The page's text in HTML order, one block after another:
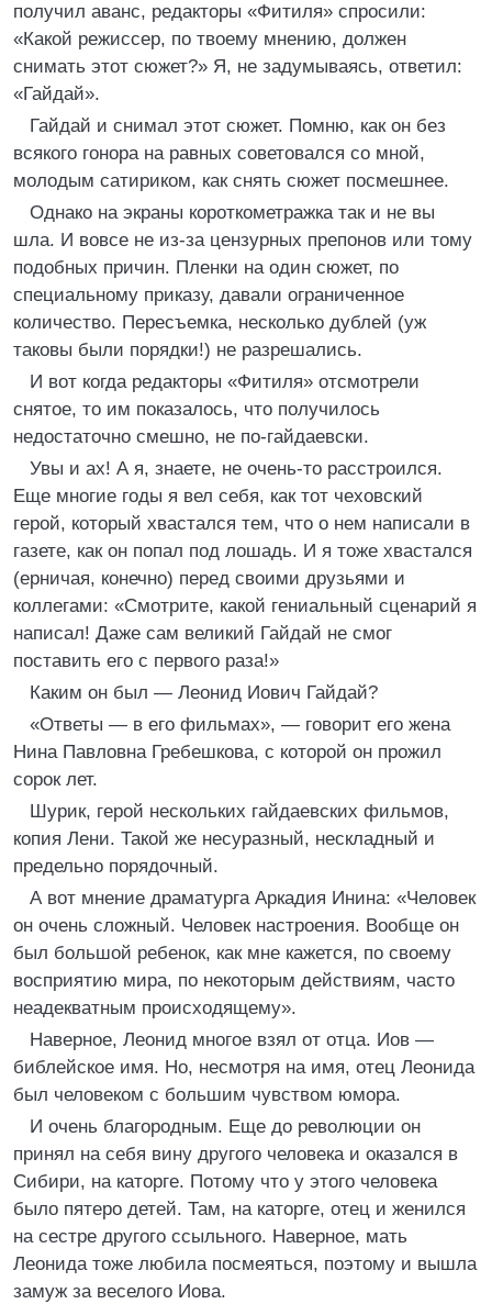
получил аванс, редакторы «Фитиля» спросили:
«Какой режиссер, по твоему мнению, должен
снимать этот сюжет?» Я, не задумываясь, ответил:
«Гайдай».
Гайдай и снимал этот сюжет. Помню, как он без
всякого гонора на равных советовался со мной,
молодым сатириком, как снять сюжет посмешнее.
Однако на экраны короткометражка так и не вы
шла. И вовсе не из-за цензурных препонов или тому
подобных причин. Пленки на один сюжет, по
специальному приказу, давали ограниченное
количество. Пересъемка, несколько дублей (уж
таковы были порядки!) не разрешались.
И вот когда редакторы «Фитиля» отсмотрели
снятое, то им показалось, что получилось
недостаточно смешно, не по-гайдаевски.
Увы и ах! А я, знаете, не очень-то расстроился.
Еще многие годы я вел себя, как тот чеховский
герой, который хвастался тем, что о нем написали в
газете, как он попал под лошадь. И я тоже хвастался
(ерничая, конечно) перед своими друзьями и
коллегами: «Смотрите, какой гениальный сценарий я
написал! Даже сам великий Гайдай не смог
поставить его с первого раза!»
Каким он был — Леонид Иович Гайдай?
«Ответы — в его фильмах», — говорит его жена
Нина Павловна Гребешкова, с которой он прожил
сорок лет.
Шурик, герой нескольких гайдаевских фильмов,
копия Лени. Такой же несуразный, нескладный и
предельно порядочный.
А вот мнение драматурга Аркадия Инина: «Человек
он очень сложный. Человек настроения. Вообще он
был большой ребенок, как мне кажется, по своему
восприятию мира, по некоторым действиям, часто
неадекватным происходящему».
Наверное, Леонид многое взял от отца. Иов —
библейское имя. Но, несмотря на имя, отец Леонида
был человеком с большим чувством юмора.
И очень благородным. Еще до революции он
принял на себя вину другого человека и оказался в
Сибири, на каторге. Потому что у этого человека
было пятеро детей. Там, на каторге, отец и женился
на сестре другого ссыльного. Наверное, мать
Леонида тоже любила посмеяться, поэтому и вышла
замуж за веселого Иова.